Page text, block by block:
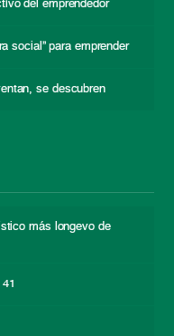
del emprendedor
social” para emprender
se descubren
más longevo de